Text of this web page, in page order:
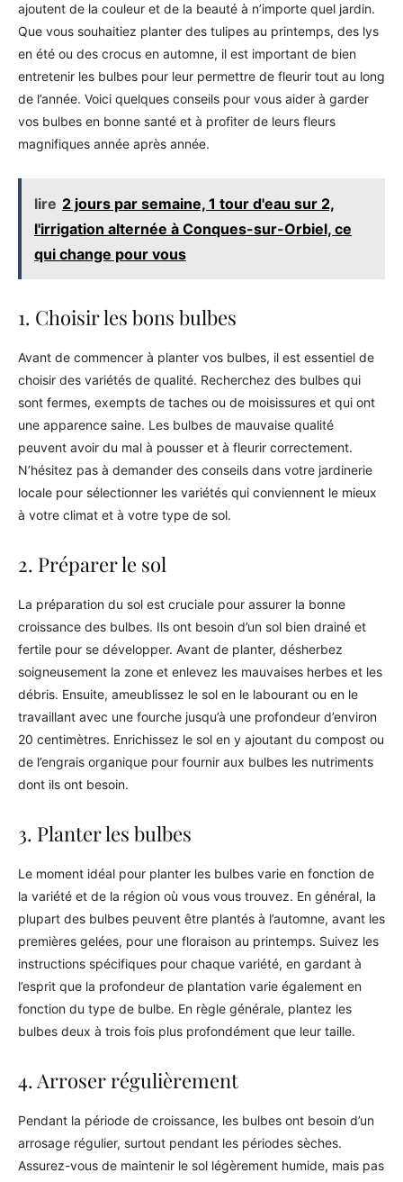
ajoutent de la couleur et de la beauté à n’importe quel jardin.
Que vous souhaitiez planter des tulipes au printemps, des lys
en été ou des crocus en automne, il est important de bien
entretenir les bulbes pour leur permettre de fleurir tout au long
de l’année. Voici quelques conseils pour vous aider à garder
vos bulbes en bonne santé et à profiter de leurs fleurs
magnifiques année après année.
lire 2 jours par semaine, 1 tour d'eau sur 2,
l'irrigation alternée à Conques-sur-Orbiel, ce
qui change pour vous
1. Choisir les bons bulbes
Avant de commencer à planter vos bulbes, il est essentiel de
choisir des variétés de qualité. Recherchez des bulbes qui
sont fermes, exempts de taches ou de moisissures et qui ont
une apparence saine. Les bulbes de mauvaise qualité
peuvent avoir du mal à pousser et à fleurir correctement.
N’hésitez pas à demander des conseils dans votre jardinerie
locale pour sélectionner les variétés qui conviennent le mieux
à votre climat et à votre type de sol.
2. Préparer le sol
La préparation du sol est cruciale pour assurer la bonne
croissance des bulbes. Ils ont besoin d’un sol bien drainé et
fertile pour se développer. Avant de planter, désherbez
soigneusement la zone et enlevez les mauvaises herbes et les
débris. Ensuite, ameublissez le sol en le labourant ou en le
travaillant avec une fourche jusqu’à une profondeur d’environ
20 centimètres. Enrichissez le sol en y ajoutant du compost ou
de l’engrais organique pour fournir aux bulbes les nutriments
dont ils ont besoin.
3. Planter les bulbes
Le moment idéal pour planter les bulbes varie en fonction de
la variété et de la région où vous vous trouvez. En général, la
plupart des bulbes peuvent être plantés à l’automne, avant les
premières gelées, pour une floraison au printemps. Suivez les
instructions spécifiques pour chaque variété, en gardant à
l’esprit que la profondeur de plantation varie également en
fonction du type de bulbe. En règle générale, plantez les
bulbes deux à trois fois plus profondément que leur taille.
4. Arroser régulièrement
Pendant la période de croissance, les bulbes ont besoin d’un
arrosage régulier, surtout pendant les périodes sèches.
Assurez-vous de maintenir le sol légèrement humide, mais pas